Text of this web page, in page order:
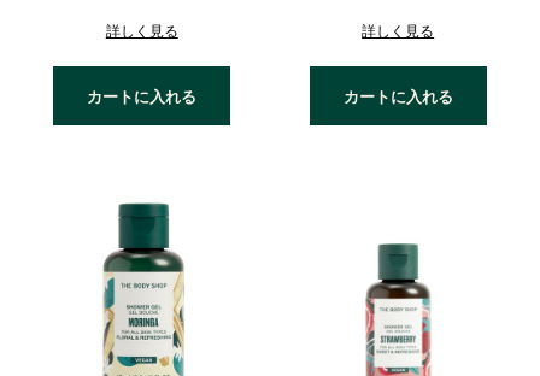
詳しく見る
カートに入れる
詳しく見る
カートに入れる